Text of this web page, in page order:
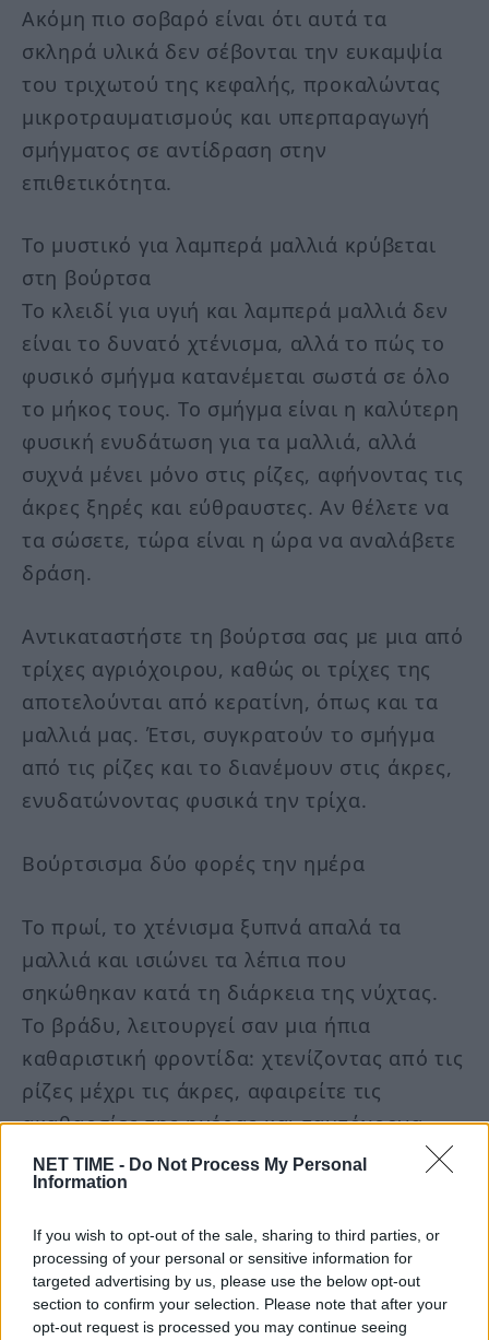
NET TIME - Do Not Process My Personal
Information
If you wish to opt-out of the sale, sharing to third parties, or
processing of your personal or sensitive information for
targeted advertising by us, please use the below opt-out
section to confirm your selection. Please note that after your
opt-out request is processed you may continue seeing
Ακόμη πιο σοβαρό είναι ότι αυτά τα
σκληρά υλικά δεν σέβονται την ευκαμψία
του τριχωτού της κεφαλής, προκαλώντας
μικροτραυματισμούς και υπερπαραγωγή
σμήγματος σε αντίδραση στην
επιθετικότητα.
Το μυστικό για λαμπερά μαλλιά κρύβεται
στη βούρτσα
Το κλειδί για υγιή και λαμπερά μαλλιά δεν
είναι το δυνατό χτένισμα, αλλά το πώς το
φυσικό σμήγμα κατανέμεται σωστά σε όλο
το μήκος τους. Το σμήγμα είναι η καλύτερη
φυσική ενυδάτωση για τα μαλλιά, αλλά
συχνά μένει μόνο στις ρίζες, αφήνοντας τις
άκρες ξηρές και εύθραυστες. Αν θέλετε να
τα σώσετε, τώρα είναι η ώρα να αναλάβετε
δράση.
Αντικαταστήστε τη βούρτσα σας με μια από
τρίχες αγριόχοιρου, καθώς οι τρίχες της
αποτελούνται από κερατίνη, όπως και τα
μαλλιά μας. Έτσι, συγκρατούν το σμήγμα
από τις ρίζες και το διανέμουν στις άκρες,
ενυδατώνοντας φυσικά την τρίχα.
Βούρτσισμα δύο φορές την ημέρα
Το πρωί, το χτένισμα ξυπνά απαλά τα
μαλλιά και ισιώνει τα λέπια που
σηκώθηκαν κατά τη διάρκεια της νύχτας.
Το βράδυ, λειτουργεί σαν μια ήπια
καθαριστική φροντίδα: χτενίζοντας από τις
ρίζες μέχρι τις άκρες, αφαιρείτε τις
ακαθαρσίες της ημέρας και ταυτόχρονα
διανέμετε το φυσικό σμήγμα, θρέφοντας τα
μαλλιά καθώς κοιμάστε.
Η τακτική χρήση διεγείρει τη
μικροκυκλοφορία του τριχωτού, χωρίς να
το ερεθίζει, προάγοντας πιο δυνατή